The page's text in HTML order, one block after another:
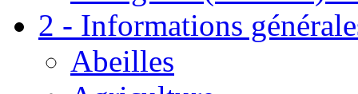
2 - Informations
Abeilles